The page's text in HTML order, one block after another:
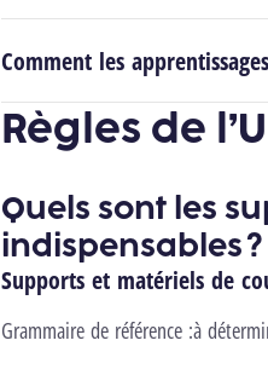
Comment les
Règles de
Quels sont les
indispensables ?
Supports et matériels de
Grammaire de référence :à